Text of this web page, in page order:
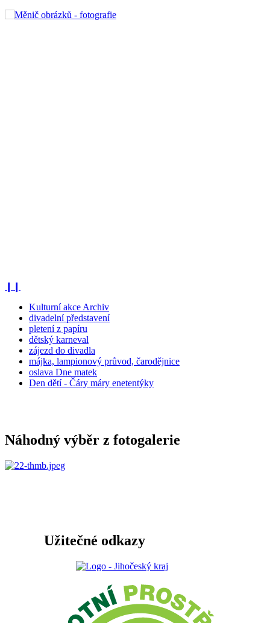
Kulturní akce Archiv
divadelní představení
pletení z papíru
dětský karneval
zájezd do divadla
májka, lampionový průvod, čarodějnice
oslava Dne matek
Den dětí - Čáry máry enetentýky
Náhodný výběr z fotogalerie
Užitečné odkazy